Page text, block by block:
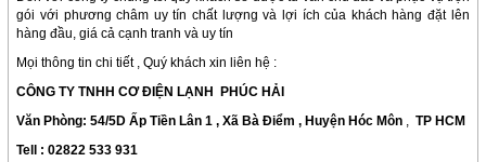
gói với phương châm uy tín chất lượng và lợi ích của khách hàng đặt lên
hàng đầu, giá cả cạnh tranh và uy tín
Mọi thông tin chi tiết , Quý khách xin liên hệ :
CÔNG TY TNHH CƠ ĐIỆN LẠNH PHÚC HẢI
Văn Phòng: 54/5D Ấp Tiền Lân 1 , Xã Bà Điểm , Huyện Hóc Môn , TP HCM
Tell :02822 533 931